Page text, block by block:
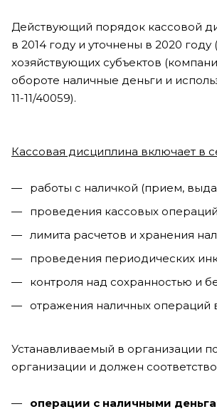
Действующий порядок кассовой
в 2014 году и уточнены в 2020
хозяйствующих субъектов
обороте наличные деньги и
11-11/40059).
Кассовая дисциплина включает в
работы с наличкой (прием,
проведения кассовых
лимита расчетов и хранения
проведения периодических
контроля над сохранностью и
отражения наличных операций
Устанавливаемый в организации
организации и должен
операции с наличными